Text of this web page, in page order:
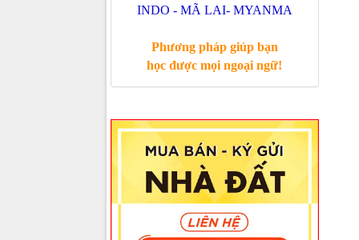
INDO - MÃ LAI- MYANMA
Phương pháp giúp bạn
học được mọi ngoại ngữ!